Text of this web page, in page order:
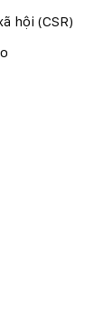
hội (CSR)